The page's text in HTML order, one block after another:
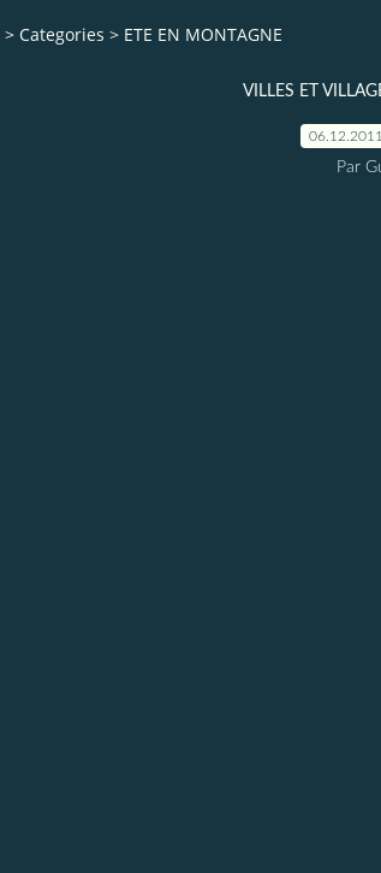
> Categories > ETE EN MONTAGNE
VILLES ET
06.12.2011
Par